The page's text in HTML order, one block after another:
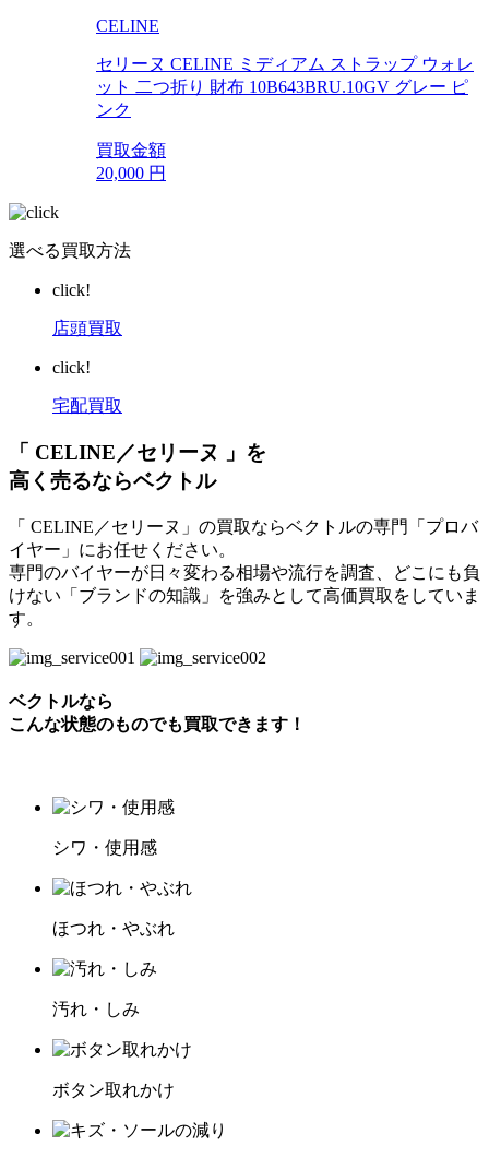
CELINE
セリーヌ CELINE ミディアム ストラップ ウォレ
ット 二つ折り 財布 10B643BRU.10GV グレー ピ
ンク
買取金額
20,000 円
選べる買取方法
click!
店頭買取
click!
宅配買取
「 CELINE／セリーヌ 」を
高く売るならベクトル
「 CELINE／セリーヌ」の買取ならベクトルの専門「プロバ
イヤー」にお任せください。
専門のバイヤーが日々変わる相場や流行を調査、どこにも負
けない「ブランドの知識」を強みとして高価買取をしていま
す。
ベクトルなら
こんな状態のものでも買取できます！
シワ・使用感
ほつれ・やぶれ
汚れ・しみ
ボタン取れかけ